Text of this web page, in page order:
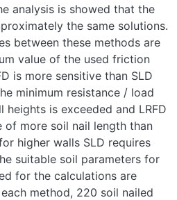
analysis is showed that the
the same solutions.
between these methods are
value of the used friction
is more sensitive than SLD
minimum resistance / load
is exceeded and LRFD
of more soil nail length than
higher walls SLD requires
suitable soil parameters for
for the calculations are
method, 220 soil nailed